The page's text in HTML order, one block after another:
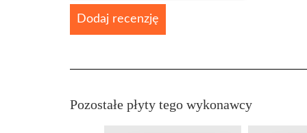
Dodaj recenzję
Pozostałe płyty tego wykonawcy